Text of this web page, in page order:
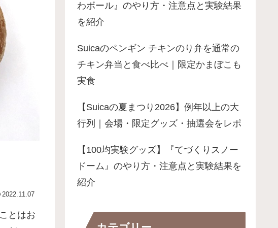
2022.11.07
とはお
わボール』のやり方・注意点と実験結果
を紹介
Suicaのペンギン チキンのり弁を通常の
チキン弁当と食べ比べ｜限定かまぼこも
実食
【Suicaの夏まつり2026】例年以上の大
行列｜会場・限定グッズ・抽選会をレポ
【100均実験グッズ】『てづくりスノー
ドーム』のやり方・注意点と実験結果を
紹介